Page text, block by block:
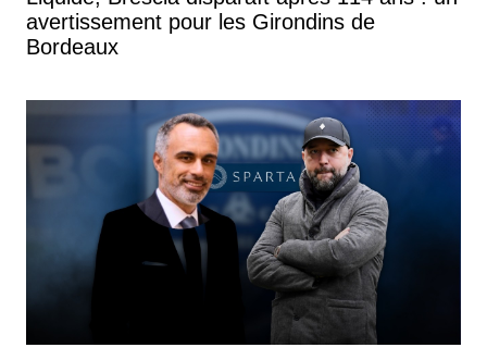
avertissement pour les Girondins de
Bordeaux